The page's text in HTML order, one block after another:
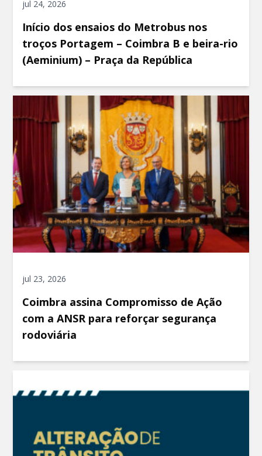
jul 24, 2026
Início dos ensaios do Metrobus nos
troços Portagem – Coimbra B e beira-rio
(Aeminium) – Praça da República
jul 23, 2026
Coimbra assina Compromisso de Ação
com a ANSR para reforçar segurança
rodoviária